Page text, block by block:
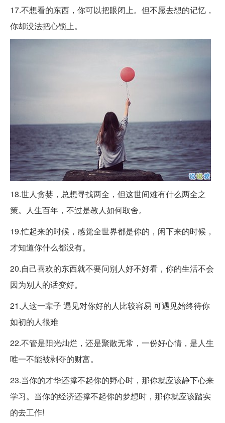
17.不想看的东西，你可以把眼闭上。但不愿去想的记忆，
你却没法把心锁上。​​
18.世人贪婪，总想寻找两全，但这世间难有什么两全之
策。人生百年，不过是教人如何取舍。 ​​​ ​​​​​
19.忙起来的时候，感觉全世界都是你的，闲下来的时候，
才知道你什么都没有。 ​
20.自己喜欢的东西就不要问别人好不好看，你的生活不会
因为别人的话变好。 ​ ​​​
21.人这一辈子 遇见对你好的人比较容易 可遇见始终待你
如初的人很难 ​
22.不管是阳光灿烂，还是聚散无常，一份好心情，是人生
唯一不能被剥夺的财富。​​​
23.当你的才华还撑不起你的野心时，那你就应该静下心来
学习。当你的经济还撑不起你的梦想时，那你就应该踏实
的去工作! ​ ​